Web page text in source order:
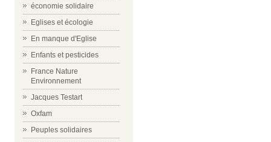
économie solidaire
Eglises et écologie
En manque d'Eglise
Enfants et pesticides
France Nature
Environnement
Jacques Testart
Oxfam
Peuples solidaires